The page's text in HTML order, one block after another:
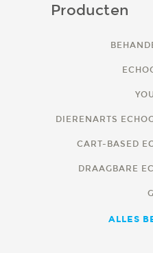
Producten
DIERENARTS
CART-BASED
DRAAGBARE
ALLES